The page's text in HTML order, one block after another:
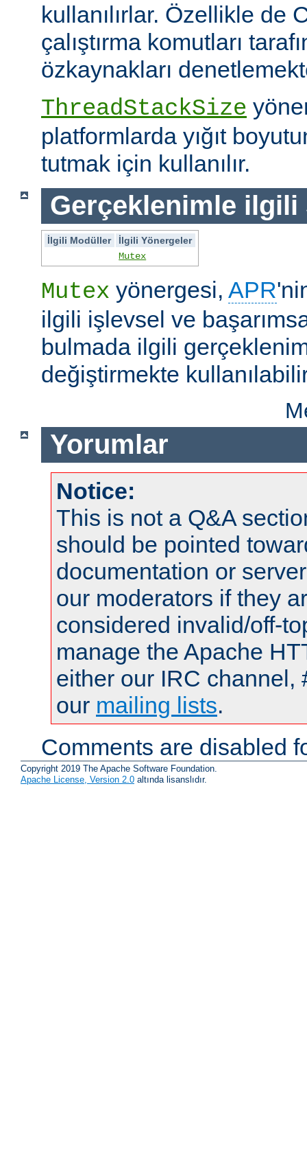
kullanılırlar. Özellikle de
çalıştırma komutları
özkaynakları
ThreadStackSize
platformlarda yığıt
tutmak için kullanılır.
Gerçeklenimle ilgili
İlgili Modüller
İlgili Yönergeler
Mutex
Mutex yönergesi, APR
ilgili işlevsel ve
bulmada ilgili
değiştirmekte
Yorumlar
Notice:
This is not a Q&A
should be pointed
documentation or
our moderators if they
considered invalid/off-
manage the Apache
either our IRC channel,
our mailing lists.
Comments are disabled
Copyright 2019 The Apache Software Foundation.
Apache License, Version 2.0 altında lisanslıdır.